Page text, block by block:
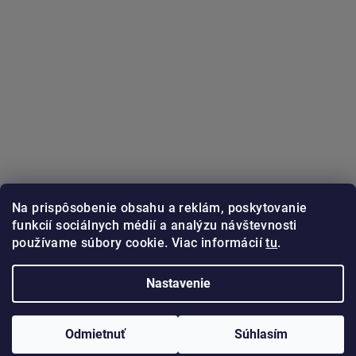
Na prispôsobenie obsahu a reklám, poskytovanie
funkcií sociálnych médií a analýzu návštevnosti
používame súbory cookie. Viac informáciítu.
Nastavenie
Odmietnuť Súhlasím
Sledovať na Instagrame
GUNSTER.sk